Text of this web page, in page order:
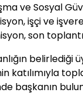
ve Sosyal
işçi ve
son
belirlediği
katılımıyla
başkanın